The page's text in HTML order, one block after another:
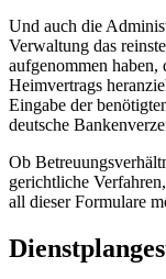
Und auch die
Verwaltung das
aufgenommen haben,
Heimvertrags
Eingabe der
deutsche
Ob
gerichtliche
all dieser Formulare